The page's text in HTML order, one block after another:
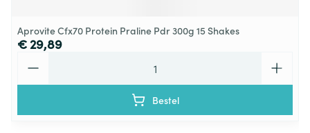
Aprovite Cfx70 Protein Praline Pdr 300g 15 Shakes
€ 29,89
Bestel